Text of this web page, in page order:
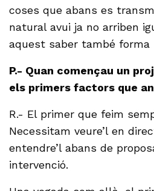
coses que abans es
natural avui ja no arriben
aquest saber també forma
P.- Quan començau un
els primers factors que
R.- El primer que feim
Necessitam veure’l en
entendre’l abans de
intervenció.